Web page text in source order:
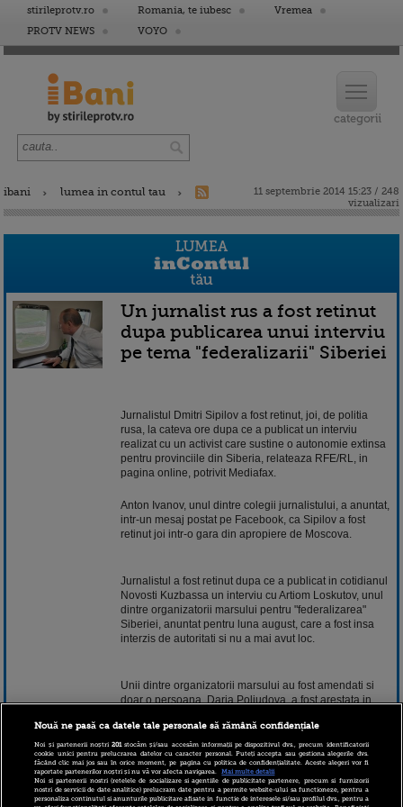
stirileprotv.ro Romania, te iubesc
Vremea
PROTV NEWS
VOYO
ibani lumea in contul tau
11 septembrie 2014 15:23 / 248
vizualizari
Un jurnalist rus a fost retinut
dupa publicarea unui interviu
pe tema "federalizarii" Siberiei
Jurnalistul Dmitri Sipilov a fost retinut, joi, de politia
rusa, la cateva ore dupa ce a publicat un interviu
realizat cu un activist care sustine o autonomie extinsa
pentru provinciile din Siberia, relateaza RFE/RL, in
pagina online, potrivit Mediafax.
Anton Ivanov, unul dintre colegii jurnalistului, a anuntat,
intr-un mesaj postat pe Facebook, ca Sipilov a fost
retinut joi intr-o gara din apropiere de Moscova.
Jurnalistul a fost retinut dupa ce a publicat in cotidianul
Novosti Kuzbassa un interviu cu Artiom Loskutov, unul
dintre organizatorii marsului pentru "federalizarea"
Siberiei, anuntat pentru luna august, care a fost insa
interzis de autoritati si nu a mai avut loc.
Unii dintre organizatorii marsului au fost amendati si
doar o persoana, Daria Poliudova, a fost arestata in
extremismului si separatismului pe Internet.
Oficialii din Rusia au cerut in mai multe randuri
"federalizarea" Ucrainei, sustinand ca este necesara o
autonomie extinsa pentru regiunile locuite de etnici
Nouă ne pasă ca datele tale personale să rămână confidențiale
Noi și partenerii noștri201stocăm și/sau accesăm informații pe dispozitivul dvs., precum identificatorii
cookie unici pentru prelucrarea datelor cu caracter personal. Puteți accepta sau gestiona alegerile dvs.
făcând clic mai jos sau în orice moment, pe pagina cu politica de confidențialitate. Aceste alegeri vor fi
raportate partenerilor noștri și nu vă vor afecta navigarea.
Mai multe detalii
Noi si partenerii nostri (retelele de socializare si agentiile de publicitate partenere, precum si furnizorii
nostri de servicii de date analitice) prelucram date pentru a permite website-ului sa functioneze, pentru a
personaliza continutul si anunturile publicitare afisate in functie de interesele si/sau profilul dvs., pentru a